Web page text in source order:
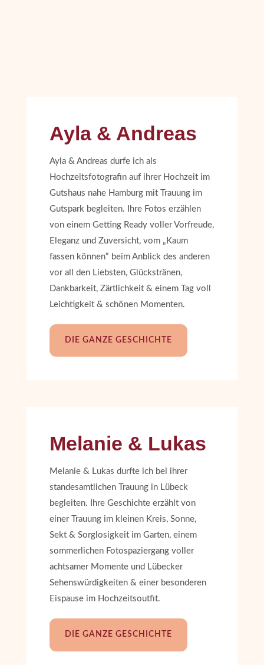
Ayla & Andreas
Ayla & Andreas durfe ich als
Hochzeitsfotografin auf ihrer Hochzeit im
Gutshaus nahe Hamburg mit Trauung im
Gutspark begleiten. Ihre Fotos erzählen
von einem Getting Ready voller Vorfreude,
Eleganz und Zuversicht, vom „Kaum
fassen können“ beim Anblick des anderen
vor all den Liebsten, Glückstränen,
Dankbarkeit, Zärtlichkeit & einem Tag voll
Leichtigkeit & schönen Momenten.
DIE GANZE GESCHICHTE
Melanie & Lukas
Melanie & Lukas durfte ich bei ihrer
standesamtlichen Trauung in Lübeck
begleiten. Ihre Geschichte erzählt von
einer Trauung im kleinen Kreis, Sonne,
Sekt & Sorglosigkeit im Garten, einem
sommerlichen Fotospaziergang voller
achtsamer Momente und Lübecker
Sehenswürdigkeiten & einer besonderen
Eispause im Hochzeitsoutfit.
DIE GANZE GESCHICHTE